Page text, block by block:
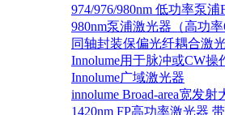
974/976/980nm 低功率泵浦
980nm泵浦激光器（高功率
同轴封装保偏光纤耦合激
Innolume用于脉冲或CW
Innolume广域激光器
innolume Broad-area宽发
1420nm FP高功率激光器